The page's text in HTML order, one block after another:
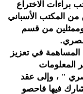
براءات الاختراع
من المكتب الأسباني
وممثلين من قسم
" المساهمة في تعزيز
المعلومات
" ، وإلى عقد
فيها فاحصو